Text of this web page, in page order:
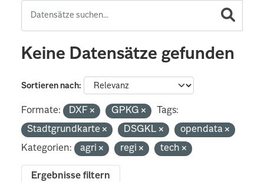
Keine Datensätze gefunden
Sortieren nach
Formate: DXF GPKG
Tags:
Stadtgrundkarte
DSGKL
opendata
Kategorien:
agri regi tech
Ergebnisse filtern